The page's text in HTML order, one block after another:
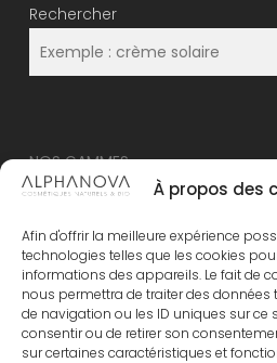
À propos des
Afin d'offrir la meilleure expérience
technologies telles que les cookies
informations des appareils. Le fait de
nous permettra de traiter des
de navigation ou les ID uniques sur ce
consentir ou de retirer son
sur certaines caractéristiques et
Rechercher
NOS GAMMES
NOUVEAU – ALPHANOVA Thermal
ALPHANOVA Organic SUN
ALPHANOVA Daily SUN
ALPHANOVA Bebe
Alphanova Kids